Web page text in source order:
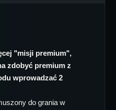
"misji premium",
zdobyć premium z
wprowadzać 2
do grania w